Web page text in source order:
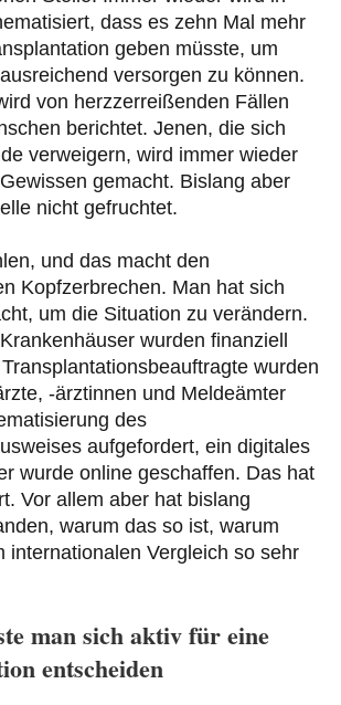
dass es zehn Mal mehr
geben müsste, um
versorgen zu können.
von herzzerreißenden Fällen
berichtet. Jenen, die sich
verweigern, wird immer wieder
gemacht. Bislang aber
nicht gefruchtet.
und das macht den
Kopfzerbrechen. Man hat sich
um die Situation zu verändern.
wurden finanziell
wurden
-ärztinnen und Meldeämter
des
aufgefordert, ein digitales
wurde online geschaffen. Das hat
Vor allem aber hat bislang
warum das so ist, warum
internationalen Vergleich so sehr
man sich aktiv für eine
entscheiden